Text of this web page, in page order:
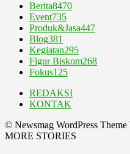
Berita8470
Event735
Produk&Jasa447
Blog381
Kegiatan295
Figur Biskom268
Fokus125
REDAKSI
KONTAK
© Newsmag WordPress
MORE STORIES